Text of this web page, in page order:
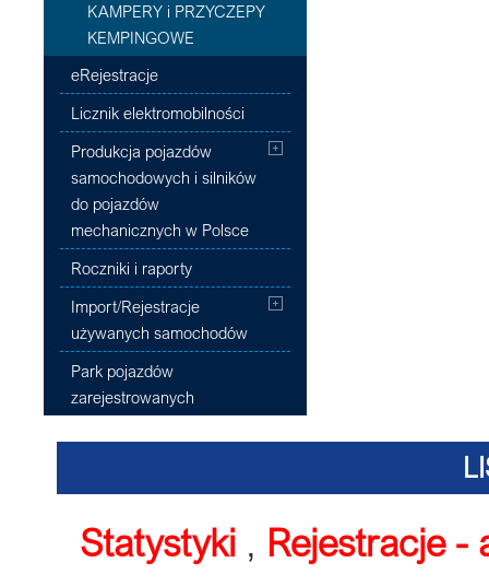
KAMPERY i PRZYCZEPY
KEMPINGOWE
eRejestracje
Licznik elektromobilności
Produkcja pojazdów
samochodowych i silników
do pojazdów
mechanicznych w Polsce
Roczniki i raporty
Import/Rejestracje
używanych samochodów
Park pojazdów
zarejestrowanych
Statystyki , Rejestracje -